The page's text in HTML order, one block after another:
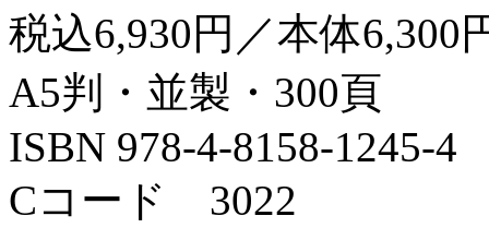
税込6,930円／本体6,300
A5判・並製・300頁
ISBN 978-4-8158-1245-4
Cコード 3022